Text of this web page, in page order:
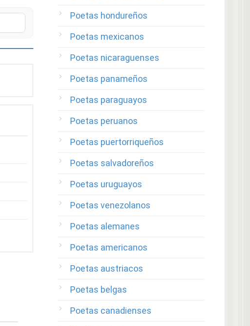
Poetas hondureños
Poetas mexicanos
Poetas nicaraguenses
Poetas panameños
Poetas paraguayos
Poetas peruanos
Poetas puertorriqueños
Poetas salvadoreños
Poetas uruguayos
Poetas venezolanos
Poetas alemanes
Poetas americanos
Poetas austriacos
Poetas belgas
Poetas canadienses